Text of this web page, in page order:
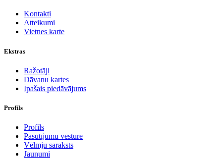
Kontakti
Atteikumi
Vietnes karte
Ekstras
Ražotāji
Dāvanu kartes
Īpašais piedāvājums
Profils
Profils
Pasūtījumu vēsture
Vēlmju saraksts
Jaunumi